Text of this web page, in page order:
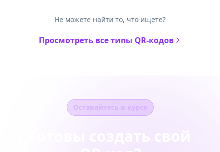
Не можете найти то, что ищете?
Просмотреть все типы QR-кодов
Оставайтесь в курсе